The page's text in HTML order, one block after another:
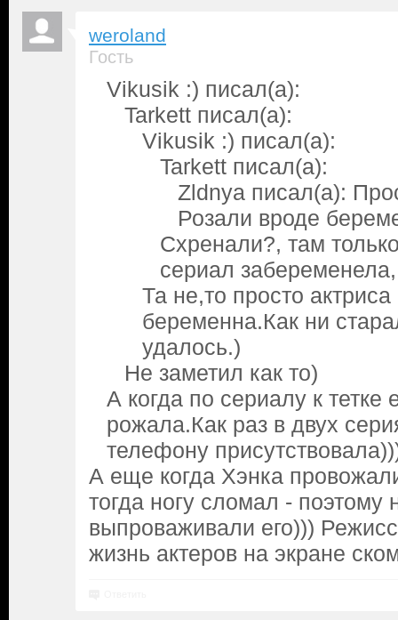
weroland
Гость
Vikusik :) писал(а):
Tarkett писал(а):
Vikusik :) писал(а):
Tarkett писал(а):
Zldnya писал(а):
Розали вроде
Схренали?, там
сериал
Та не,то просто
беременна.Как ни
удалось.)
Не заметил как то)
А когда по сериалу к тетке
рожала.Как раз в двух
телефону
А еще когда Хэнка
тогда ногу сломал - поэтому
выпроваживали его)))
жизнь актеров на экране